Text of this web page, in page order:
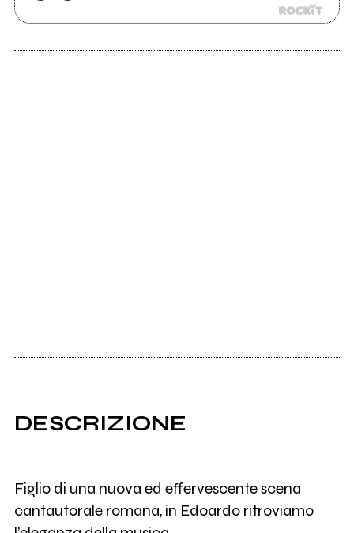
DESCRIZIONE
Figlio di una nuova ed effervescente scena
cantautorale romana, in Edoardo ritroviamo